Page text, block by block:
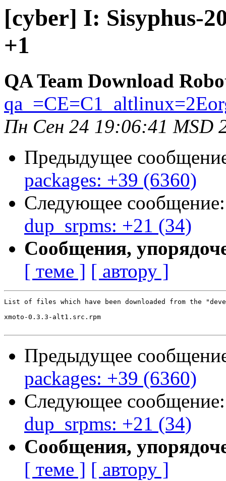
[cyber] I: Sisyphus-
+1
QA Team Download
Пн Сен 24 19:06:41 MSD
Предыдущее
packages: +39 (6360)
Следующее
dup_srpms: +21 (34)
Сообщения,
[ теме ] [ автору ]
List of files which have been downloaded from the
xmoto-0.3.3-alt1.src.rpm
Предыдущее
packages: +39 (6360)
Следующее
dup_srpms: +21 (34)
Сообщения,
[ теме ] [ автору ]